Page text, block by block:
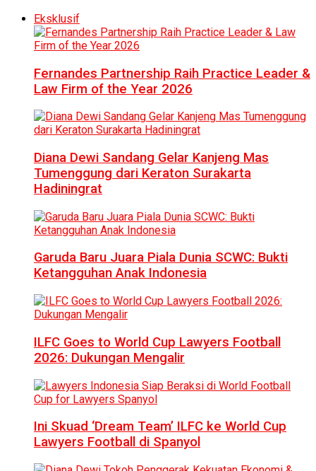
Eksklusif
Fernandes Partnership Raih Practice Leader &
Law Firm of the Year 2026
Diana Dewi Sandang Gelar Kanjeng Mas
Tumenggung dari Keraton Surakarta
Hadiningrat
Garuda Baru Juara Piala Dunia SCWC: Bukti
Ketangguhan Anak Indonesia
ILFC Goes to World Cup Lawyers Football
2026: Dukungan Mengalir
Ini Skuad ‘Dream Team’ ILFC ke World Cup
Lawyers Football di Spanyol